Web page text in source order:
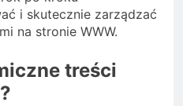
i skutecznie zarządzać
na stronie WWW.
treści